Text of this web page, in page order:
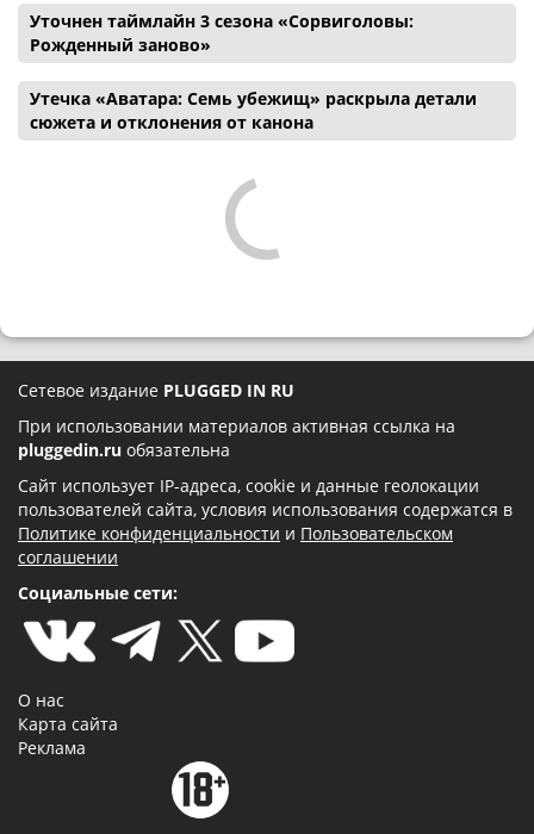
Уточнен таймлайн 3 сезона «Сорвиголовы:
Рожденный заново»
Утечка «Аватара: Семь убежищ» раскрыла детали
сюжета и отклонения от канона
Сетевое издание PLUGGED IN RU
При использовании материалов активная ссылка на
pluggedin.ru обязательна
Сайт использует IP-адреса, cookie и данные геолокации
пользователей сайта, условия использования содержатся в
Политике конфиденциальности и Пользовательском
соглашении
Социальные сети:
О нас
Карта сайта
Реклама